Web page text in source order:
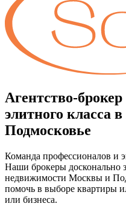
Агентство-
элитного класса
Подмосковье
Команда профессионалов и
Наши брокеры досконально
недвижимости Москвы и
помочь в выборе квартиры
или бизнеса.